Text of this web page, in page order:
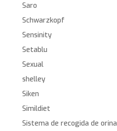
Saro
Schwarzkopf
Sensinity
Setablu
Sexual
shelley
Siken
Simildiet
Sistema de recogida de orina